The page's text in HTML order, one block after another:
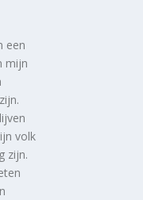
een
mijn
volk
zijn.